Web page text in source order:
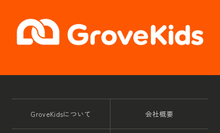
GroveKidsについて 会社概要